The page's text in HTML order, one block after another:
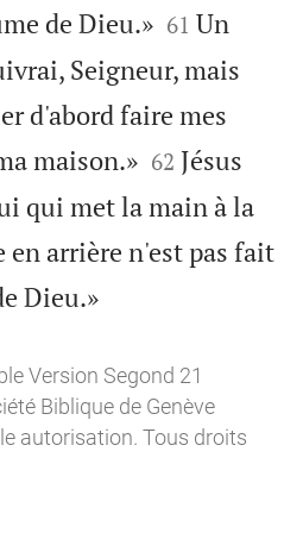
de Dieu.»
61 Un
Seigneur, mais
d'abord faire mes
maison.»
62 Jésus
qui met la main à la
en arrière n'est pas fait
Dieu.»
Version Segond 21
Biblique de Genève
autorisation. Tous droits